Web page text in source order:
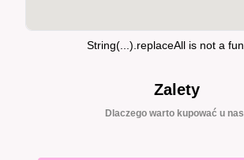
String(...).replaceAll is not a
Zalety
Dlaczego warto kupować u